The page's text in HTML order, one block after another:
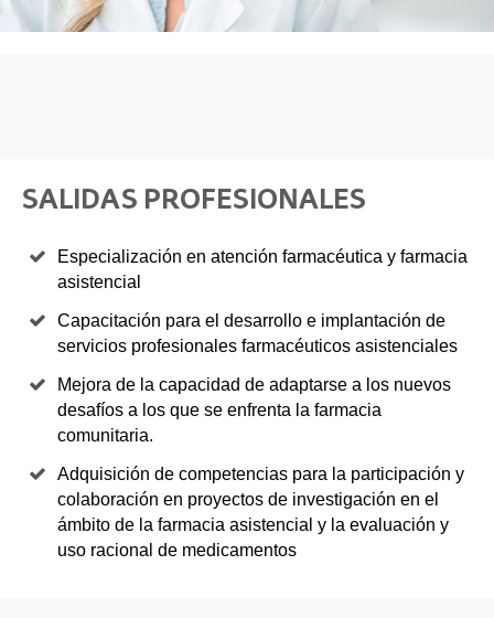
SALIDAS PROFESIONALES
Especialización en atención farmacéutica y farmacia
asistencial
Capacitación para el desarrollo e implantación de
servicios profesionales farmacéuticos asistenciales
Mejora de la capacidad de adaptarse a los nuevos
desafíos a los que se enfrenta la farmacia
comunitaria.
Adquisición de competencias para la participación y
colaboración en proyectos de investigación en el
ámbito de la farmacia asistencial y la evaluación y
uso racional de medicamentos